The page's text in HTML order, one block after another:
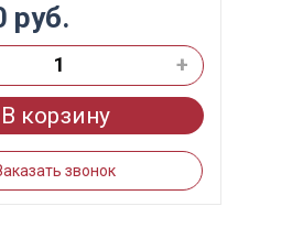
руб.
+
В корзину
звонок